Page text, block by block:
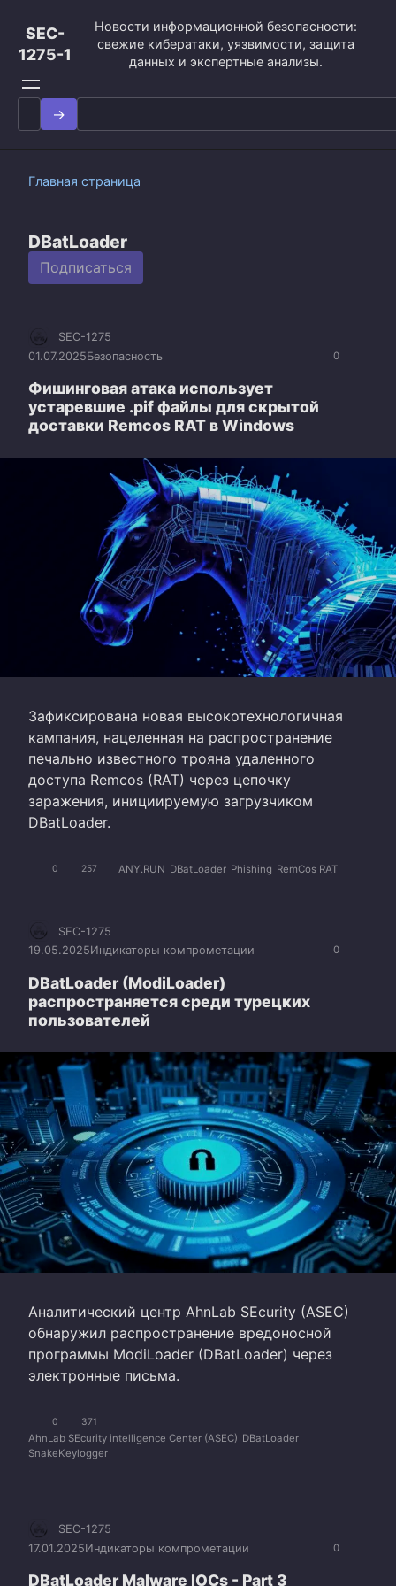
контенту
SEC-
1275-1
Новости информационной безопасности:
свежие кибератаки, уязвимости, защита
данных и экспертные анализы.
Search
for:
Главная страница
DBatLoader
Подписаться
0
SEC-1275
01.07.2025Безопасность
Фишинговая атака использует
устаревшие .pif файлы для скрытой
доставки Remcos RAT в Windows
Зафиксирована новая высокотехнологичная
кампания, нацеленная на распространение
печально известного трояна удаленного
доступа Remcos (RAT) через цепочку
заражения, инициируемую загрузчиком
DBatLoader.
0 257 ANY.RUN DBatLoader Phishing RemCos RAT
0
SEC-1275
19.05.2025Индикаторы компрометации
DBatLoader (ModiLoader)
распространяется среди турецких
пользователей
Аналитический центр AhnLab SEcurity (ASEC)
обнаружил распространение вредоносной
программы ModiLoader (DBatLoader) через
электронные письма.
0 371
AhnLab SEcurity intelligence Center (ASEC) DBatLoader
SnakeKeylogger
0
SEC-1275
17.01.2025Индикаторы компрометации
DBatLoader Malware IOCs - Part 3